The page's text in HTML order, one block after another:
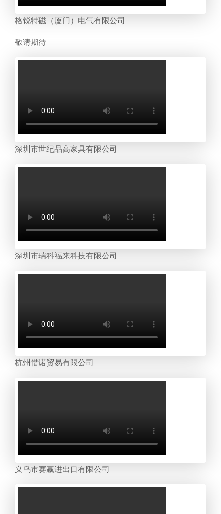
格锐特磁（厦门）电气有限公司
敬请期待
深圳市世纪品高家具有限公司
深圳市瑞科福来科技有限公司
杭州惜诺贸易有限公司
义乌市赛赢进出口有限公司